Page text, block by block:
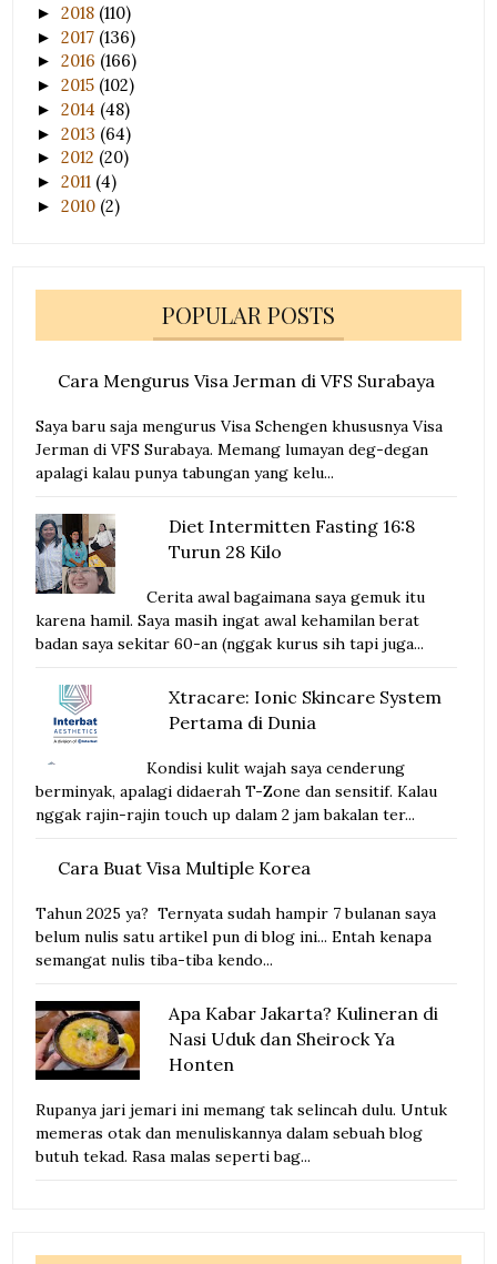
►2018 (110)
►2017 (136)
►2016 (166)
►2015 (102)
►2014 (48)
►2013 (64)
►2012 (20)
►2011 (4)
►2010 (2)
POPULAR POSTS
Cara Mengurus Visa Jerman di VFS Surabaya
Saya baru saja mengurus Visa Schengen khususnya Visa
Jerman di VFS Surabaya. Memang lumayan deg-degan
apalagi kalau punya tabungan yang kelu...
Diet Intermitten Fasting 16:8
Turun 28 Kilo
Cerita awal bagaimana saya gemuk itu
karena hamil. Saya masih ingat awal kehamilan berat
badan saya sekitar 60-an (nggak kurus sih tapi juga...
Xtracare: Ionic Skincare System
Pertama di Dunia
Kondisi kulit wajah saya cenderung
berminyak, apalagi didaerah T-Zone dan sensitif. Kalau
nggak rajin-rajin touch up dalam 2 jam bakalan ter...
Cara Buat Visa Multiple Korea
Tahun 2025 ya? Ternyata sudah hampir 7 bulanan saya
belum nulis satu artikel pun di blog ini... Entah kenapa
semangat nulis tiba-tiba kendo...
Apa Kabar Jakarta? Kulineran di
Nasi Uduk dan Sheirock Ya
Honten
Rupanya jari jemari ini memang tak selincah dulu. Untuk
memeras otak dan menuliskannya dalam sebuah blog
butuh tekad. Rasa malas seperti bag...